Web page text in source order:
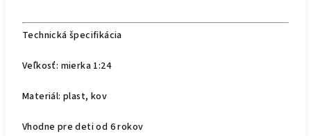
Technická špecifikácia
Veľkosť: mierka 1:24
Materiál: plast, kov
Vhodne pre deti od 6 rokov